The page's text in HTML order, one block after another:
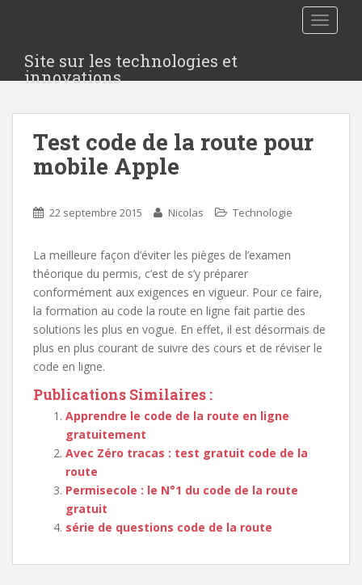
t
Site sur les technologies et
innovations
Test code de la route pour
mobile Apple
22 septembre 2015 Nicolas Technologie
La meilleure façon d’éviter les pièges de l’examen
théorique du permis, c’est de s’y préparer
conformément aux exigences en vigueur. Pour ce faire,
la formation au code la route en ligne fait partie des
solutions les plus en vogue. En effet, il est désormais de
plus en plus courant de suivre des cours et de réviser le
code en ligne.
Publications Similaires :
Apprendre le code de la route en ligne
gratuitement
Avec Zéro tracas : test gratuit code de la
route
Permisecole : le N°1 du code de la route
gratuit
série de questions code de la route